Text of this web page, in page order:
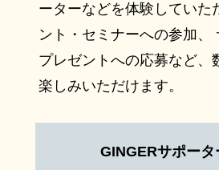
ーターなどを体験していた
ント・セミナーへの参加、
プレゼントへの応募など、
楽しみいただけます。
GINGERサポータ